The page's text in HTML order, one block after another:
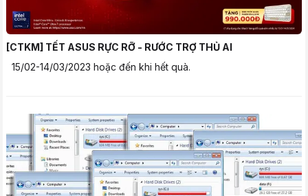
[CTKM] TẾT ASUS RỰC RỠ - RƯỚC TRỢ THỦ AI
15/02-14/03/2023 hoặc đến khi hết quà.